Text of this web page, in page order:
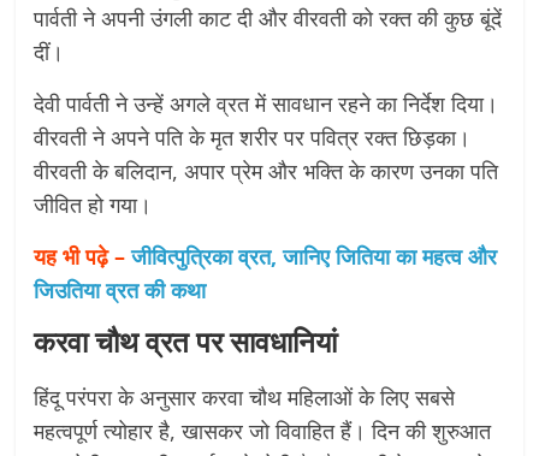
पार्वती ने अपनी उंगली काट दी और वीरवती को रक्त की कुछ बूंदें
दीं।
देवी पार्वती ने उन्हें अगले व्रत में सावधान रहने का निर्देश दिया।
वीरवती ने अपने पति के मृत शरीर पर पवित्र रक्त छिड़का।
वीरवती के बलिदान, अपार प्रेम और भक्ति के कारण उनका पति
जीवित हो गया।
यह भी पढ़े – जीवित्पुत्रिका व्रत, जानिए जितिया का महत्व और
जिउतिया व्रत की कथा
करवा चौथ व्रत पर सावधानियां
हिंदू परंपरा के अनुसार करवा चौथ महिलाओं के लिए सबसे
महत्वपूर्ण त्योहार है, खासकर जो विवाहित हैं। दिन की शुरुआत